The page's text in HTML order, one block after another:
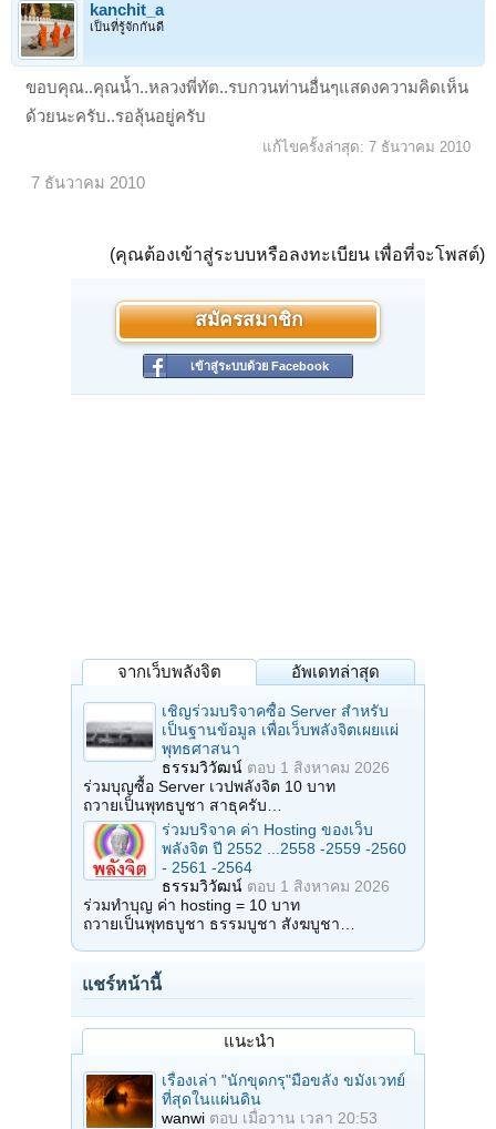
kanchit_a
เป็นที่รู้จักกันดี
ขอบคุณ..คุณน้ำ..หลวงพี่ทัต..รบกวนท่านอื่นๆแสดงความคิดเห็น
ด้วยนะครับ..รอลุ้นอยู่ครับ
แก้ไขครั้งล่าสุด: 7 ธันวาคม 2010
7 ธันวาคม 2010
(คุณต้องเข้าสู่ระบบหรือลงทะเบียน เพื่อที่จะโพสต์)
สมัครสมาชิก
เข้าสู่ระบบด้วย Facebook
จากเว็บพลังจิต อัพเดทล่าสุด
เชิญร่วมบริจาคซื้อ Server สำหรับ
เป็นฐานข้อมูล เพื่อเว็บพลังจิตเผยแผ่
พุทธศาสนา
ธรรมวิวัฒน์ ตอบ 1 สิงหาคม 2026
ร่วมบุญซื้อ Server เวปพลังจิต 10 บาท
ถวายเป็นพุทธบูชา สาธุครับ…
ร่วมบริจาค ค่า Hosting ของเว็บ
พลังจิต ปี 2552 ...2558 -2559 -2560
- 2561 -2564
ธรรมวิวัฒน์ ตอบ 1 สิงหาคม 2026
ร่วมทำบุญ ค่า hosting = 10 บาท
ถวายเป็นพุทธบูชา ธรรมบูชา สังฆบูชา…
แชร์หน้านี้
แนะนำ
เรื่องเล่า "นักขุดกรุ"มือขลัง ขมังเวทย์
ที่สุดในแผ่นดิน
wanwi ตอบ เมื่อวาน เวลา 20:53